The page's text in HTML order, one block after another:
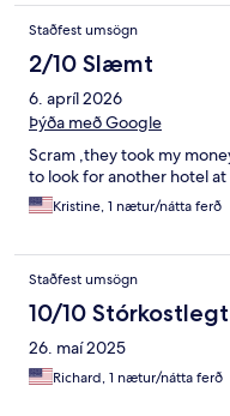
Staðfest umsögn
2/10 Slæmt
6. apríl 2026
Þýða með Google
Scram ,they took my
to look for another hotel
Kristine, 1 nætur/nátta ferð
Staðfest umsögn
10/10 Stórkostlegt
26. maí 2025
Richard, 1 nætur/nátta ferð